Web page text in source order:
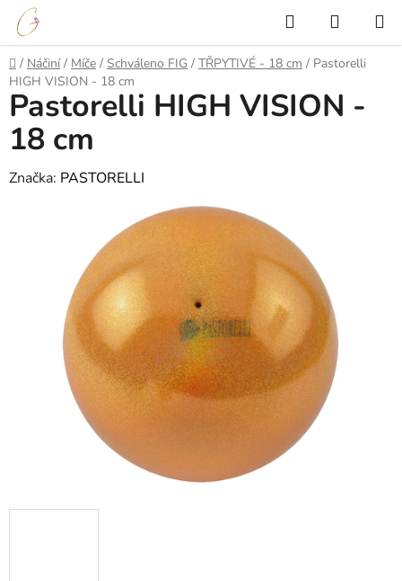
Přejít
obsah
Hledat
KOŠÍK
Domů
/ Náčiní / Míče / Schváleno FIG / TŘPYTIVÉ - 18 cm / Pastorelli
HIGH VISION - 18 cm
Pastorelli HIGH VISION -
18 cm
Značka: PASTORELLI